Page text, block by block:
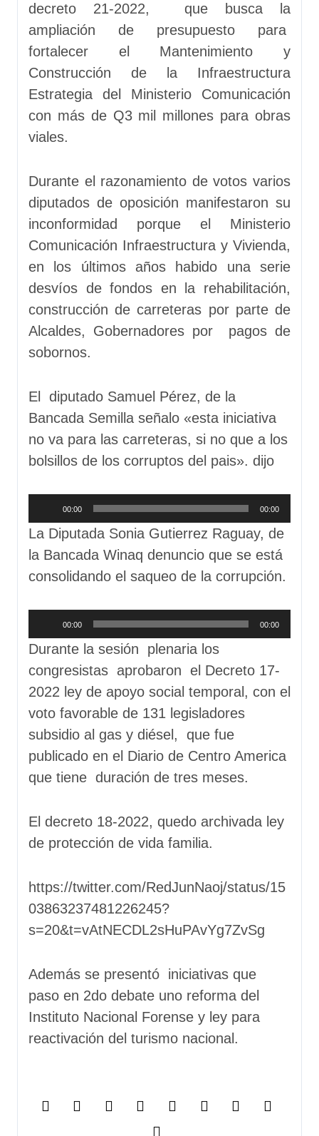
decreto 21-2022, que busca la
ampliación de presupuesto para
fortalecer el Mantenimiento y
Construcción de la Infraestructura
Estrategia del Ministerio Comunicación
con más de Q3 mil millones para obras
viales.
Durante el razonamiento de votos varios
diputados de oposición manifestaron su
inconformidad porque el Ministerio
Comunicación Infraestructura y Vivienda,
en los últimos años habido una serie
desvíos de fondos en la rehabilitación,
construcción de carreteras por parte de
Alcaldes, Gobernadores por pagos de
sobornos.
El diputado Samuel Pérez, de la
Bancada Semilla señalo «esta iniciativa
no va para las carreteras, si no que a los
bolsillos de los corruptos del pais». dijo
Reproductor
de
audio
00:00 00:00
La Diputada Sonia Gutierrez Raguay, de
la Bancada Winaq denuncio que se está
consolidando el saqueo de la corrupción.
Reproductor
de
00:00 00:00
Durante la sesión plenaria los
congresistas aprobaron el Decreto 17-
2022 ley de apoyo social temporal, con el
voto favorable de 131 legisladores
subsidio al gas y diésel, que fue
publicado en el Diario de Centro America
que tiene duración de tres meses.
El decreto 18-2022, quedo archivada ley
de protección de vida familia.
https://twitter.com/RedJunNaoj/status/15
03863237481226245?
s=20&t=vAtNECDL2sHuPAvYg7ZvSg
Además se presentó iniciativas que
paso en 2do debate uno reforma del
Instituto Nacional Forense y ley para
reactivación del turismo nacional.